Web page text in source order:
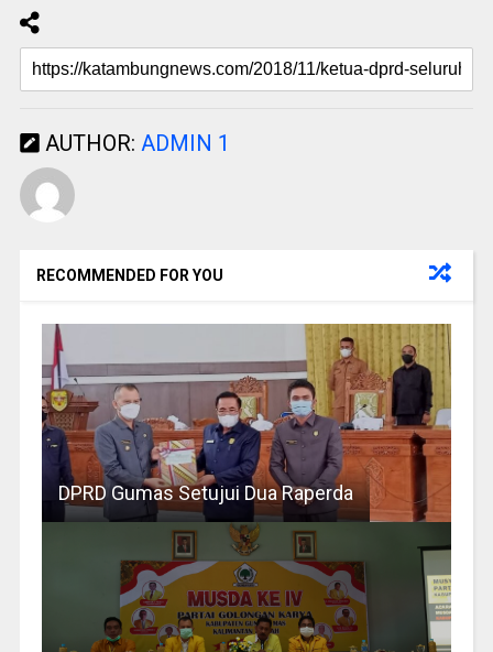
AUTHOR: ADMIN 1
RECOMMENDED FOR YOU
DPRD Gumas Setujui Dua Raperda